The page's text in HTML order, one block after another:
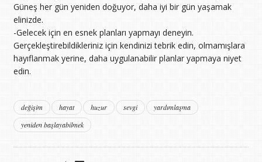
Güneş her gün yeniden doğuyor, daha iyi bir gün yaşamak
elinizde.
-Gelecek için en esnek planları yapmayı deneyin.
Gerçekleştirebildikleriniz için kendinizi tebrik edin, olmamışlara
hayıflanmak yerine, daha uygulanabilir planlar yapmaya niyet
edin.
değişim hayat huzur sevgi
yardımlaşma
yeniden başlayabilmek